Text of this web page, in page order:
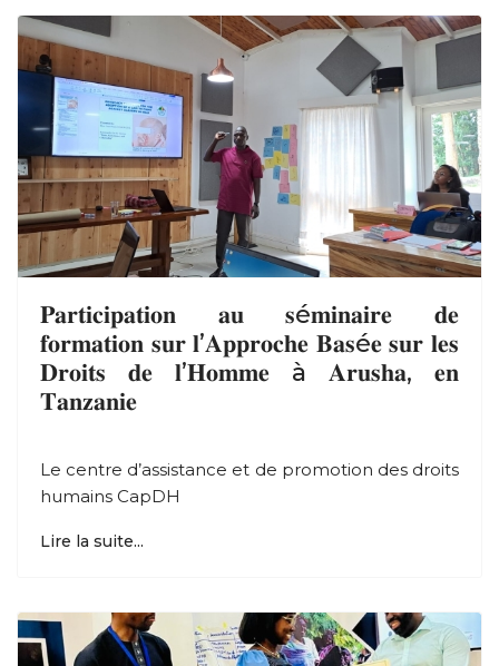
𝐏𝐚𝐫𝐭𝐢𝐜𝐢𝐩𝐚𝐭𝐢𝐨𝐧 𝐚𝐮 𝐬é𝐦𝐢𝐧𝐚𝐢𝐫𝐞 𝐝𝐞
𝐟𝐨𝐫𝐦𝐚𝐭𝐢𝐨𝐧 𝐬𝐮𝐫 𝐥’𝐀𝐩𝐩𝐫𝐨𝐜𝐡𝐞 𝐁𝐚𝐬é𝐞 𝐬𝐮𝐫 𝐥𝐞𝐬
𝐃𝐫𝐨𝐢𝐭𝐬 𝐝𝐞 𝐥’𝐇𝐨𝐦𝐦𝐞 à 𝐀𝐫𝐮𝐬𝐡𝐚, 𝐞𝐧
𝐓𝐚𝐧𝐳𝐚𝐧𝐢𝐞
Le centre d’assistance et de promotion des droits
humains CapDH
Lire la suite...